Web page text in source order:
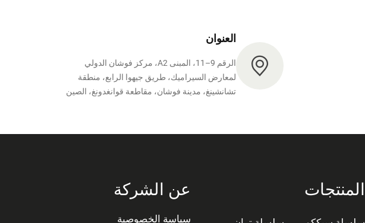
العنوان
الرقم 9–11، المبنى A2، مركز فوشان الدولي
لمعارض السيراميك، طريق جيهوا الرابع، منطقة
تشانشينغ، مدينة فوشان، مقاطعة قوانغدونغ، الصين
المنتجات عن الشركة
سياسة الخصوصية